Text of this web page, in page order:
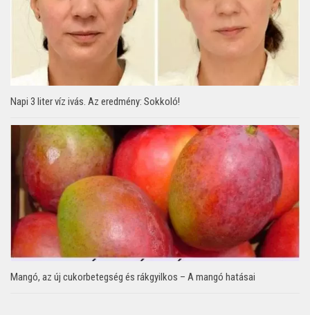
Napi 3 liter víz ivás. Az eredmény: Sokkoló!
Mangó, az új cukorbetegség és rákgyilkos – A mangó hatásai